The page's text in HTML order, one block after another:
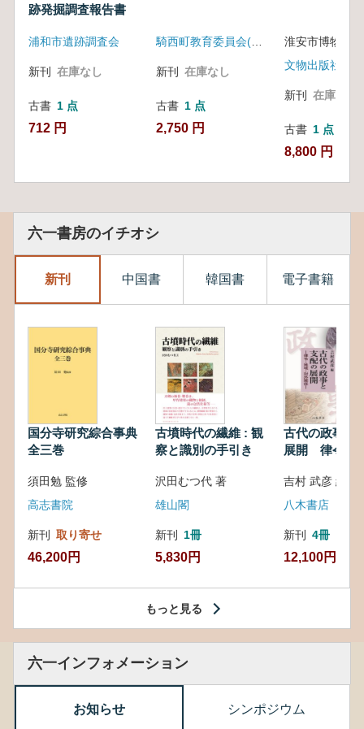
跡発掘調査報告書
浦和市遺跡調査会
新刊 在庫なし
古書 1 点
712 円
新刊 在庫なし
古書 1 点
2,750 円
淮安市博物館
文物出版社
新刊 在庫なし
古書 1 点
8,800 円
六一書房のイチオシ
新刊 中国書 韓国書 電子書籍
国分寺研究綜合事典
全三巻
須田勉 監修
高志書院
新刊 取り寄せ
46,200円
古墳時代の繊維 : 観
察と識別の手引き
沢田むつ代 著
雄山閣
新刊 1冊
5,830円
古代の政事と
展開 律令・
吉村 武彦 編集
八木書店
新刊 4冊
12,100円
もっと見る
六一インフォメーション
お知らせ シンポジウム